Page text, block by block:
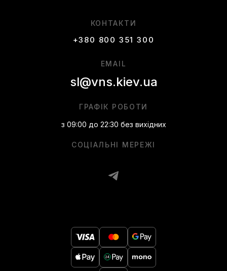
КОНТАКТИ
+380 800 351 300
СОЦІАЛЬНІ МЕРЕЖІ
ГРАФІК РОБОТИ
з 09:00 до 22:30 без вихідних
EMAIL
sl@vns.kiev.ua